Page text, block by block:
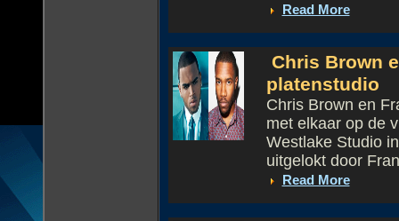
Read More
Chris Brown
platenstudio
Chris Brown en
met elkaar op de
Westlake Studio
uitgelokt door
Read More